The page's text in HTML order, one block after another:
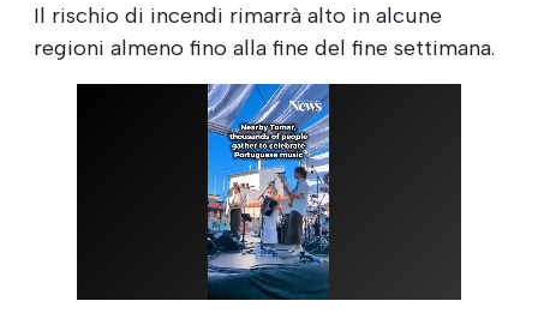
Il rischio di incendi rimarrà alto in alcune
regioni almeno fino alla fine del fine settimana.